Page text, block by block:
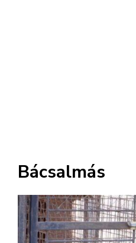
Bácsalmás